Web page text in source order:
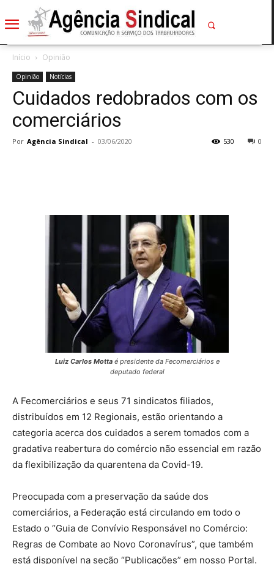
Início Opinião
Opinião Notícias
Cuidados redobrados com os
comerciários
Por Agência Sindical - 03/06/2020 0
530
Luiz Carlos Mottaé presidente da Fecomerciários e
deputado federal
A Fecomerciários e seus 71 sindicatos filiados,
distribuídos em 12 Regionais, estão orientando a
categoria acerca dos cuidados a serem tomados com a
gradativa reabertura do comércio não essencial em razão
da flexibilização da quarentena da Covid-19.
Preocupada com a preservação da saúde dos
comerciários, a Federação está circulando em todo o
Estado o “Guia de Convívio Responsável no Comércio:
Regras de Combate ao Novo Coronavírus”, que também
está disponível na seção “Publicações” em nosso Portal.